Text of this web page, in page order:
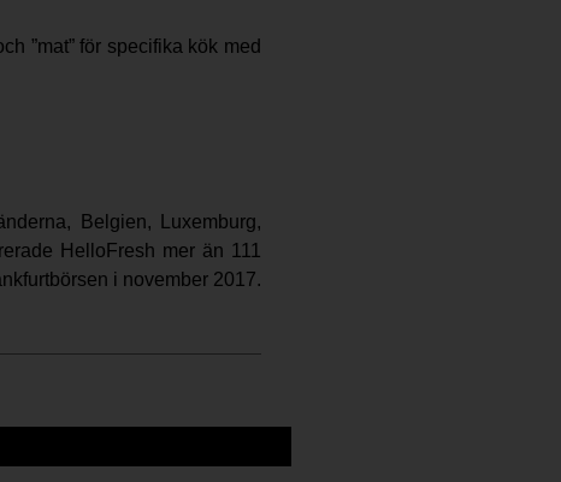
”mat” för specifika kök med
Belgien, Luxemburg,
HelloFresh mer än 111
i november 2017.